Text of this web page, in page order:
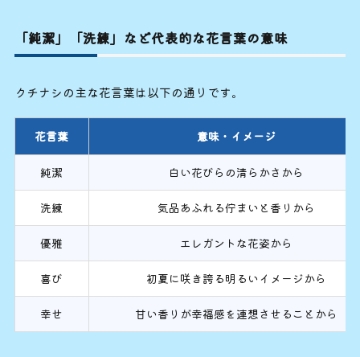
「純潔」「洗練」など代表的な花言葉の意味
クチナシの主な花言葉は以下の通りです。
花言葉 意味・イメージ
純潔 白い花びらの清らかさから
洗練 気品あふれる佇まいと香りから
優雅 エレガントな花姿から
喜び 初夏に咲き誇る明るいイメージから
幸せ 甘い香りが幸福感を連想させることから